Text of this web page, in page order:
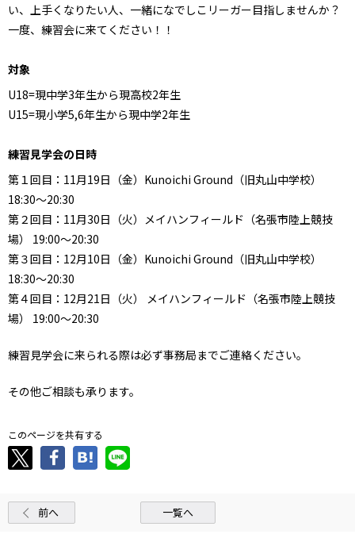
い、上手くなりたい人、一緒になでしこリーガー目指しませんか？
一度、練習会に来てください！！
対象
U18=現中学3年生から現高校2年生
U15=現小学5,6年生から現中学2年生
練習見学会の日時
第１回目：11月19日（金）Kunoichi Ground（旧丸山中学校）
18:30～20:30
第２回目：11月30日（火）メイハンフィールド（名張市陸上競技
場） 19:00～20:30
第３回目：12月10日（金）Kunoichi Ground（旧丸山中学校）
18:30～20:30
第４回目：12月21日（火） メイハンフィールド（名張市陸上競技
場） 19:00～20:30
練習見学会に来られる際は必ず事務局までご連絡ください。
その他ご相談も承ります。
このページを共有する
前へ 一覧へ